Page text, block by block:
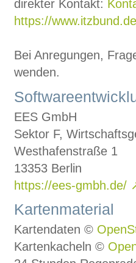
direkter Kontakt:
https://
Bei Anregungen,
wenden.
EES GmbH
Sektor F,
Westhafenstraße 1
13353 Berlin
https://ees-gmbh.de/
Kartenmaterial
Kartendaten ©
Kartenkacheln ©